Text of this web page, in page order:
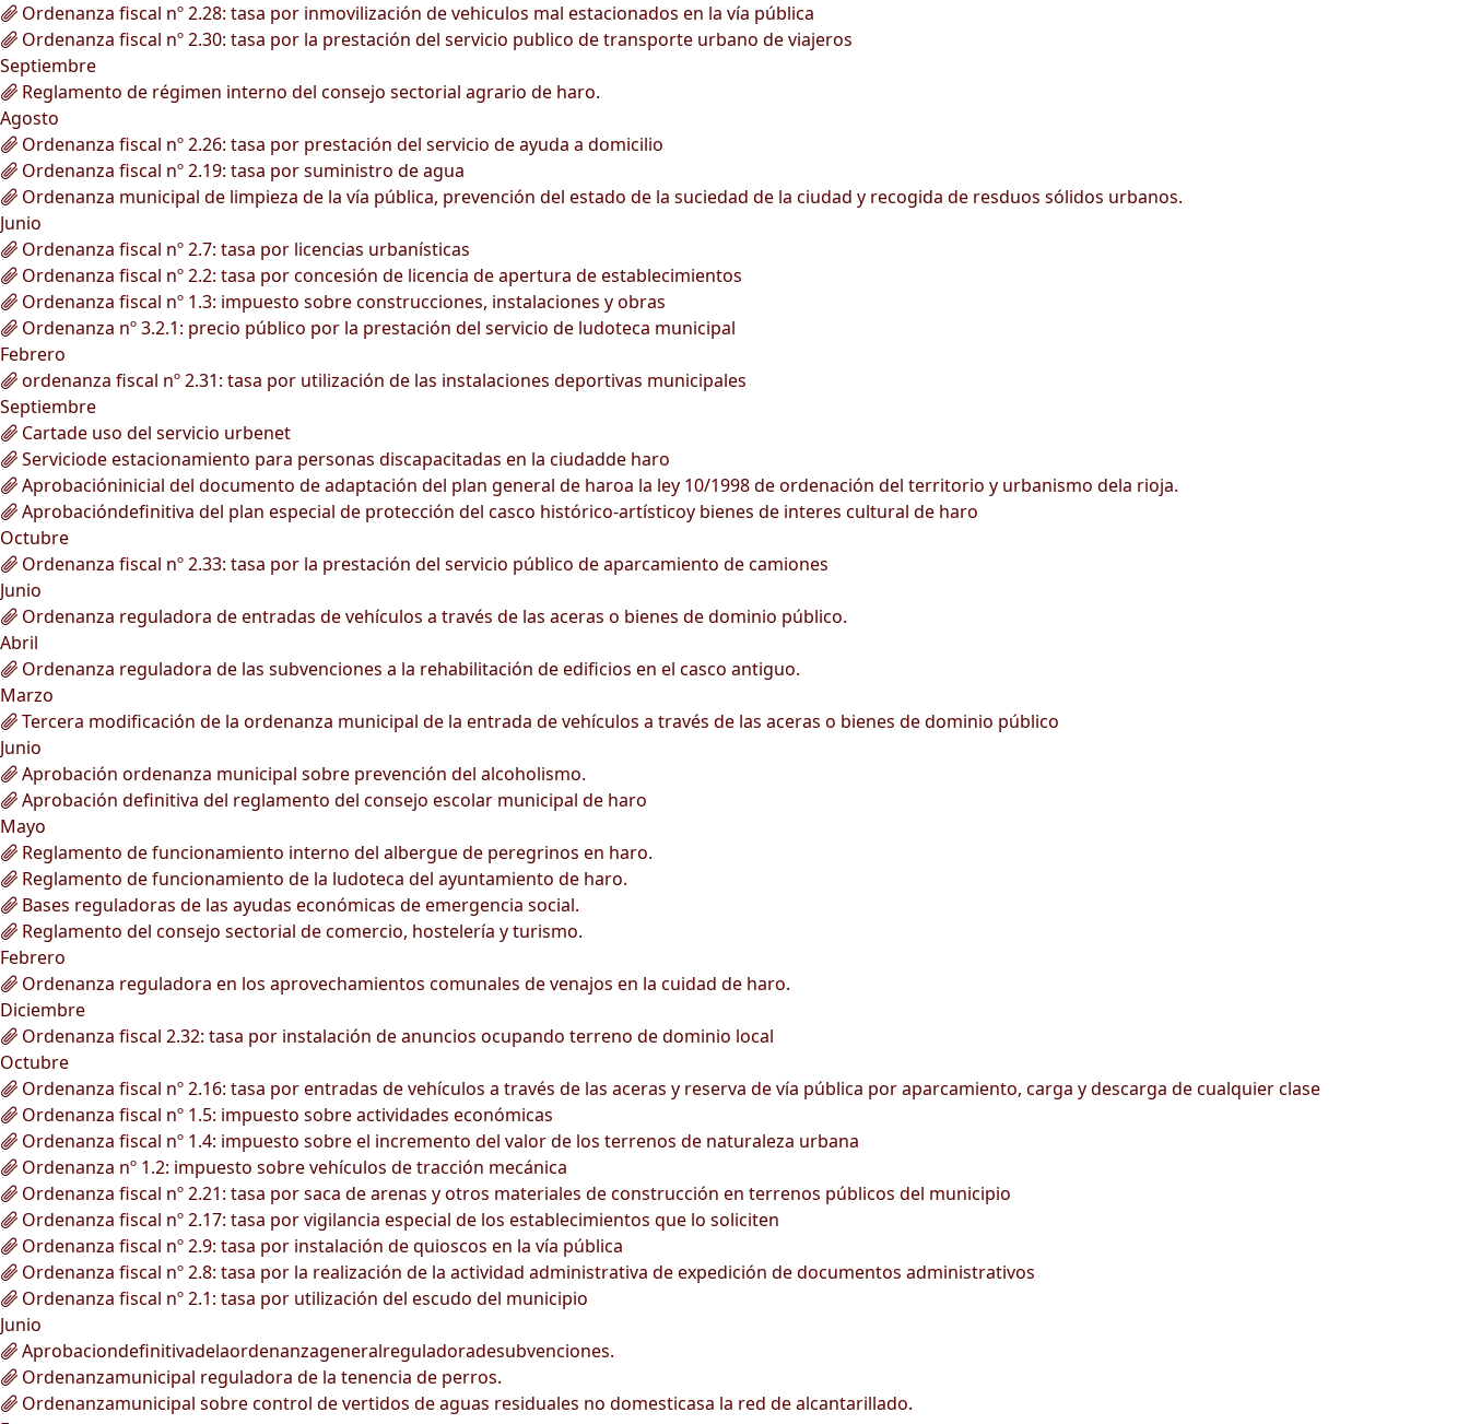
Ordenanza fiscal nº 2.28: tasa por inmovilización de vehiculos mal estacionados en la vía pública
Ordenanza fiscal nº 2.30: tasa por la prestación del servicio publico de transporte urbano de viajeros
Septiembre
Reglamento de régimen interno del consejo sectorial agrario de haro.
Agosto
Ordenanza fiscal nº 2.26: tasa por prestación del servicio de ayuda a domicilio
Ordenanza fiscal nº 2.19: tasa por suministro de agua
Ordenanza municipal de limpieza de la vía pública, prevención del estado de la suciedad de la ciudad y recogida de resduos sólidos urbanos.
Junio
Ordenanza fiscal nº 2.7: tasa por licencias urbanísticas
Ordenanza fiscal nº 2.2: tasa por concesión de licencia de apertura de establecimientos
Ordenanza fiscal nº 1.3: impuesto sobre construcciones, instalaciones y obras
Ordenanza nº 3.2.1: precio público por la prestación del servicio de ludoteca municipal
Febrero
ordenanza fiscal nº 2.31: tasa por utilización de las instalaciones deportivas municipales
Septiembre
Cartade uso del servicio urbenet
Serviciode estacionamiento para personas discapacitadas en la ciudadde haro
Aprobacióninicial del documento de adaptación del plan general de haroa la ley 10/1998 de ordenación del territorio y urbanismo dela rioja.
Aprobacióndefinitiva del plan especial de protección del casco histórico-artísticoy bienes de interes cultural de haro
Octubre
Ordenanza fiscal nº 2.33: tasa por la prestación del servicio público de aparcamiento de camiones
Junio
Ordenanza reguladora de entradas de vehículos a través de las aceras o bienes de dominio público.
Abril
Ordenanza reguladora de las subvenciones a la rehabilitación de edificios en el casco antiguo.
Marzo
Tercera modificación de la ordenanza municipal de la entrada de vehículos a través de las aceras o bienes de dominio público
Junio
Aprobación ordenanza municipal sobre prevención del alcoholismo.
Aprobación definitiva del reglamento del consejo escolar municipal de haro
Mayo
Reglamento de funcionamiento interno del albergue de peregrinos en haro.
Reglamento de funcionamiento de la ludoteca del ayuntamiento de haro.
Bases reguladoras de las ayudas económicas de emergencia social.
Reglamento del consejo sectorial de comercio, hostelería y turismo.
Febrero
Ordenanza reguladora en los aprovechamientos comunales de venajos en la cuidad de haro.
Diciembre
Ordenanza fiscal 2.32: tasa por instalación de anuncios ocupando terreno de dominio local
Octubre
Ordenanza fiscal nº 2.16: tasa por entradas de vehículos a través de las aceras y reserva de vía pública por aparcamiento, carga y descarga de cualquier clase
Ordenanza fiscal nº 1.5: impuesto sobre actividades económicas
Ordenanza fiscal nº 1.4: impuesto sobre el incremento del valor de los terrenos de naturaleza urbana
Ordenanza nº 1.2: impuesto sobre vehículos de tracción mecánica
Ordenanza fiscal nº 2.21: tasa por saca de arenas y otros materiales de construcción en terrenos públicos del municipio
Ordenanza fiscal nº 2.17: tasa por vigilancia especial de los establecimientos que lo soliciten
Ordenanza fiscal nº 2.9: tasa por instalación de quioscos en la vía pública
Ordenanza fiscal nº 2.8: tasa por la realización de la actividad administrativa de expedición de documentos administrativos
Ordenanza fiscal nº 2.1: tasa por utilización del escudo del municipio
Junio
Aprobaciondefinitivadelaordenanzageneralreguladoradesubvenciones.
Ordenanzamunicipal reguladora de la tenencia de perros.
Ordenanzamunicipal sobre control de vertidos de aguas residuales no domesticasa la red de alcantarillado.